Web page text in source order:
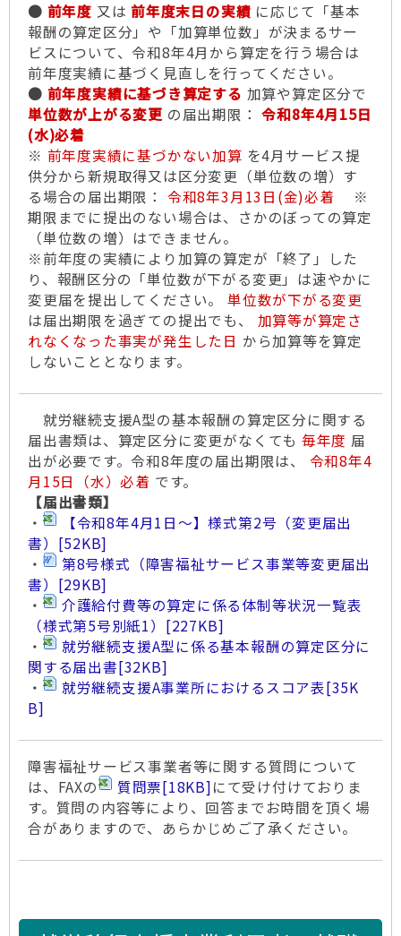
● 前年度 又は前年度末日の実績 に応じて「基本
報酬の算定区分」や「加算単位数」が決まるサー
ビスについて、令和8年4月から算定を行う場合は
前年度実績に基づく見直しを行ってください。
● 前年度実績に基づき算定する 加算や算定区分で
単位数が上がる変更 の届出期限：令和8年4月15日
(水)必着
※ 前年度実績に基づかない加算 を4月サービス提
供分から新規取得又は区分変更（単位数の増）す
る場合の届出期限： 令和8年3月13日(金)必着 ※
期限までに提出のない場合は、さかのぼっての算定
（単位数の増）はできません。
※前年度の実績により加算の算定が「終了」した
り、報酬区分の「単位数が下がる変更」は速やかに
変更届を提出してください。 単位数が下がる変更
は届出期限を過ぎての提出でも、 加算等が算定さ
れなくなった事実が発生した日 から加算等を算定
しないこととなります。
就労継続支援A型の基本報酬の算定区分に関する
届出書類は、算定区分に変更がなくても 毎年度 届
出が必要です。令和8年度の届出期限は、 令和8年4
月15日（水）必着 です。
【届出書類】
・
【令和8年4月1日～】様式第2号（変更届出
書） [52KB]
・
第8号様式（障害福祉サービス事業等変更届出
書） [29KB]
・
介護給付費等の算定に係る体制等状況一覧表
（様式第5号別紙1） [227KB]
・
就労継続支援A型に係る基本報酬の算定区分に
関する届出書[32KB]
・
就労継続支援A事業所におけるスコア表[35K
B]
障害福祉サービス事業者等に関する質問について
は、FAXの
質問票[18KB]にて受け付けておりま
す。質問の内容等により、回答までお時間を頂く場
合がありますので、あらかじめご了承ください。